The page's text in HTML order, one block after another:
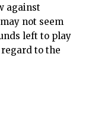
against
not seem
left to play
to the